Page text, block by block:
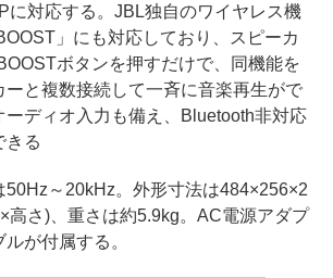
に対応する。JBL独自のワイヤレス機
」にも対応しており、スピーカ
ボタンを押すだけで、同機能を
ーと複数接続して一斉に音楽再生がで
ーディオ入力も備え、Bluetooth非対応
きる
50Hz～20kHz。外形寸法は484×256×2
高さ)、重さは約5.9kg。AC電源アダプ
が付属する。